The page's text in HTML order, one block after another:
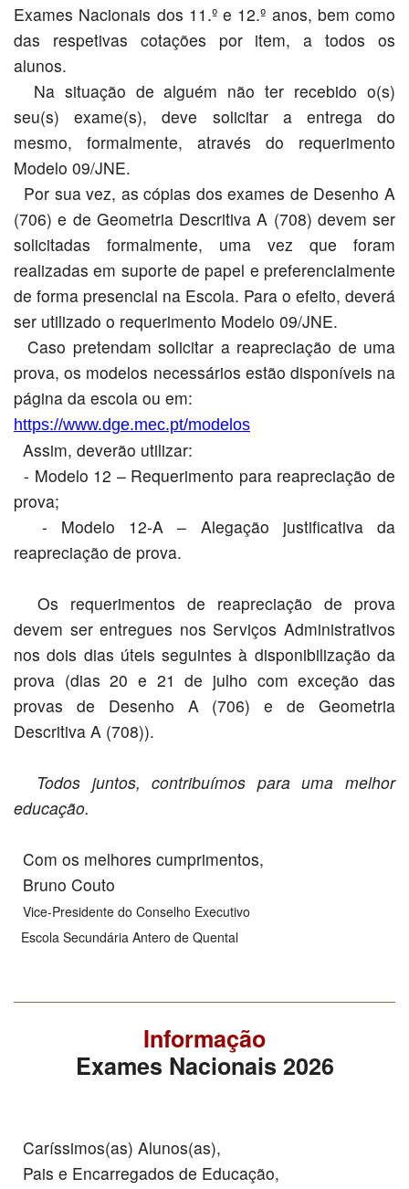
Exames Nacionais dos 11.º e 12.º anos, bem como
das respetivas cotações por item, a todos os
alunos.
Na situação de alguém não ter recebido o(s)
seu(s) exame(s), deve solicitar a entrega do
mesmo, formalmente, através do requerimento
Modelo 09/JNE.
Por sua vez, as cópias dos exames de Desenho A
(706) e de Geometria Descritiva A (708) devem ser
solicitadas formalmente, uma vez que foram
realizadas em suporte de papel e preferencialmente
de forma presencial na Escola. Para o efeito, deverá
ser utilizado o requerimento Modelo 09/JNE.
Caso pretendam solicitar a reapreciação de uma
prova, os modelos necessários estão disponíveis na
página da escola ou em:
https://www.dge.mec.pt/modelos
Assim, deverão utilizar:
- Modelo 12 – Requerimento para reapreciação de
prova;
- Modelo 12-A – Alegação justificativa da
reapreciação de prova.
Os requerimentos de reapreciação de prova
devem ser entregues nos Serviços Administrativos
nos dois dias úteis seguintes à disponibilização da
prova (dias 20 e 21 de julho com exceção das
provas de Desenho A (706) e de Geometria
Descritiva A (708)).
Todos juntos, contribuímos para uma melhor
educação.
Com os melhores cumprimentos,
Bruno Couto
Vice-Presidente do Conselho Executivo
Escola Secundária Antero de Quental
Informação
Exames Nacionais 2026
Caríssimos(as) Alunos(as),
Pais e Encarregados de Educação,